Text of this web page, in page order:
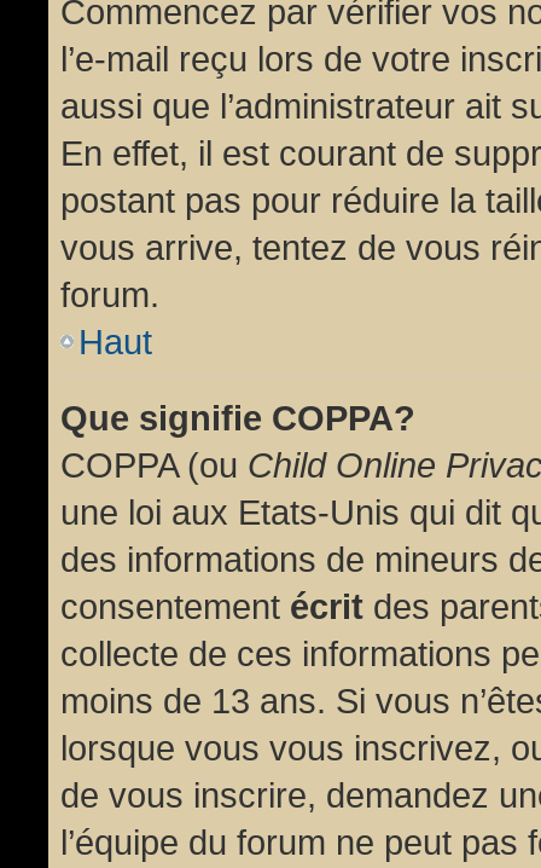
Commencez par vérifier vos
l’e-mail reçu lors de votre
aussi que l’administrateur ait
En effet, il est courant de
postant pas pour réduire la
vous arrive, tentez de vous
forum.
Haut
Que signifie COPPA?
COPPA (ou Child Online
une loi aux Etats-Unis qui dit
des informations de mineurs
consentement écrit des
collecte de ces informations
moins de 13 ans. Si vous
lorsque vous vous inscrivez,
de vous inscrire, demandez
l’équipe du forum ne peut